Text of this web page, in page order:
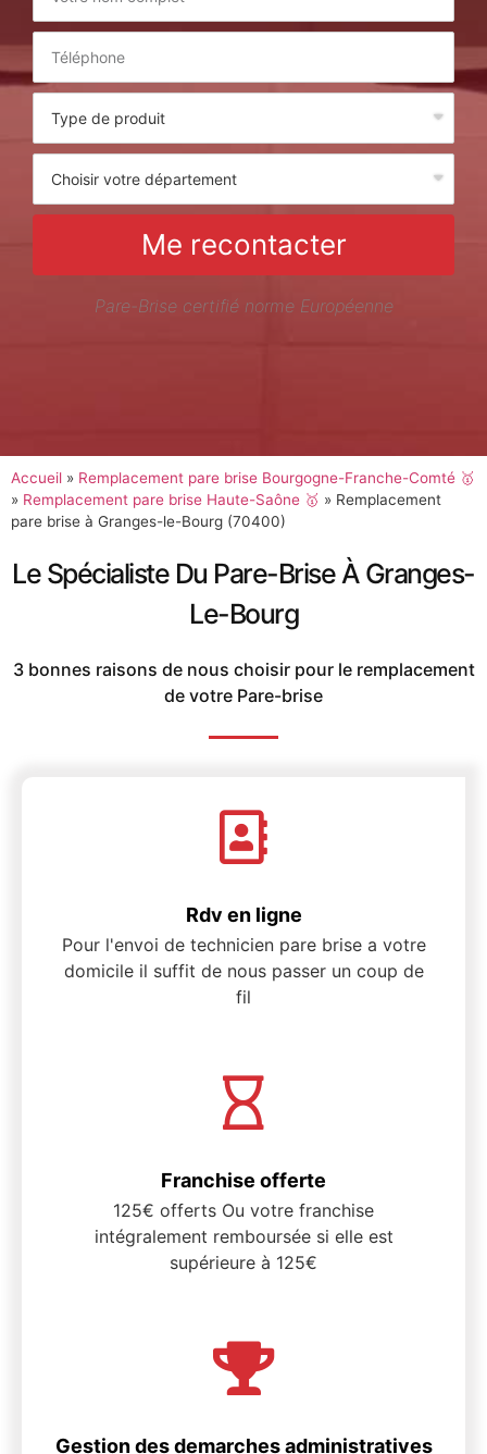
Me recontacter
Pare-Brise certifié norme Européenne
Accueil » Remplacement pare brise Bourgogne-Franche-Comté 🥇
» Remplacement pare brise Haute-Saône 🥇 » Remplacement
pare brise à Granges-le-Bourg (70400)
Le Spécialiste Du Pare-Brise À Granges-
Le-Bourg
3 bonnes raisons de nous choisir pour le remplacement
de votre Pare-brise
Rdv en ligne
Pour l'envoi de technicien pare brise a votre
domicile il suffit de nous passer un coup de
fil
Franchise offerte
125€ offerts Ou votre franchise
intégralement remboursée si elle est
supérieure à 125€
Gestion des demarches administratives